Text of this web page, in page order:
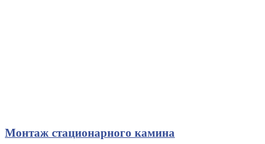
Монтаж стационарного камина